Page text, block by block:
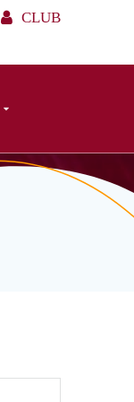
CLUB